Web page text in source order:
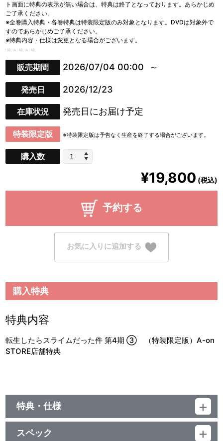
ト画面に特典の表示が無い場合は、特典は終了となっております。あらかじめ
ご了承ください。
※全巻購入特典・各巻特典は特装限定版のみ対象となります。DVDは対象外で
すのであらかじめご了承ください。
※特典内容・仕様は変更となる場合がございます。
＝＝＝＝＝
販売期間 2026/07/04 00:00
発売日 2026/12/23
在庫状況 発売日にお届け予定
特装限定版 ※特装限定版は予告なく生産を終了する場合がございます。
購入数
¥19,800 (税込)
予約する
お気に入りに追加する
購入特典
特典内容
転生したらスライムだった件 第4期 ③ （特装限定版）A-on
STORE店舗特典
特典・仕様
特典
■特製ブックレット（表紙イラストはキャラクター原案みっつばー
スペック